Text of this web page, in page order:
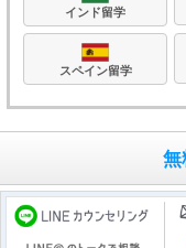
インド留学
スペイン留学
無